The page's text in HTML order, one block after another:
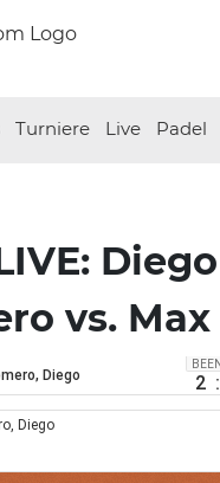
Turniere Live Padel
vs.
Diego 2 :
Diego